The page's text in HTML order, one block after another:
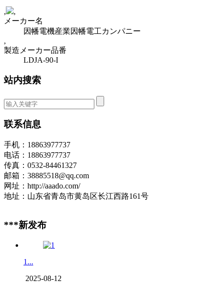
,
,
メーカー名
因幡電機産業因幡電工カンパニー
,
製造メーカー品番
LDJA-90-I
站内搜索
联系信息
手机：18863977737
电话：18863977737
传真：0532-84461327
邮箱：38885518@qq.com
网址：http://aaado.com/
地址：山东省青岛市黄岛区长江西路161号
***新发布
1...
2025-08-12